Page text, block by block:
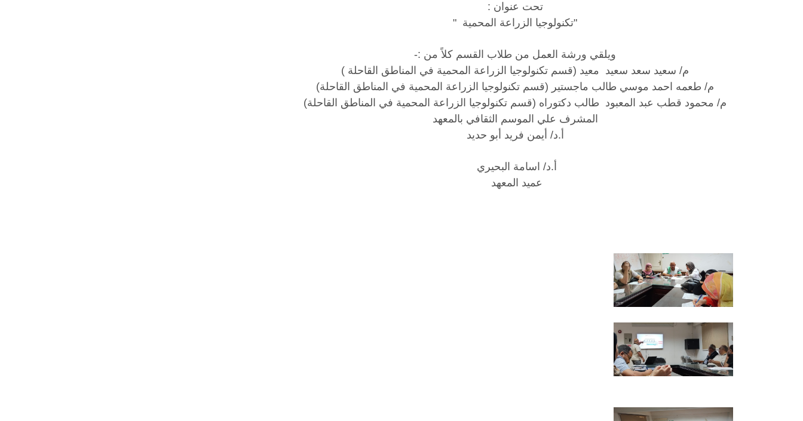
تحت عنوان :
"تكنولوجيا الزراعة المحمية "
ويلقي ورشة العمل من طلاب القسم كلاً من :-
م/ سعيد سعد سعيد معيد (قسم تكنولوجيا الزراعة المحمية في المناطق القاحلة )
م/ طعمه احمد موسي طالب ماجستير (قسم تكنولوجيا الزراعة المحمية في المناطق القاحلة)
م/ محمود قطب عبد المعبود طالب دكتوراه (قسم تكنولوجيا الزراعة المحمية في المناطق القاحلة)
المشرف علي الموسم الثقافي بالمعهد
أ.د/ أيمن فريد أبو حديد
أ.د/ اسامة البحيري
عميد المعهد